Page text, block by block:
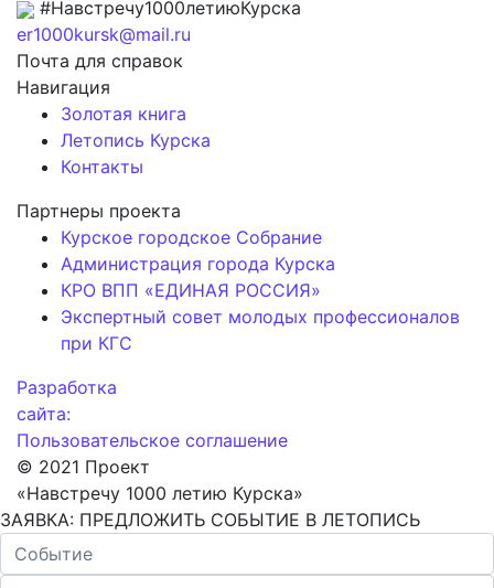
#Навстречу1000летиюКурска
er1000kursk@mail.ru
Почта для справок
Навигация
Золотая книга
Летопись Курска
Контакты
Партнеры проекта
Курское городское Собрание
Администрация города Курска
КРО ВПП «ЕДИНАЯ РОССИЯ»
Экспертный совет молодых профессионалов
при КГС
Разработка
сайта:
Пользовательское соглашение
© 2021 Проект
«Навстречу 1000 летию Курска»
ЗАЯВКА: ПРЕДЛОЖИТЬ СОБЫТИЕ В ЛЕТОПИСЬ